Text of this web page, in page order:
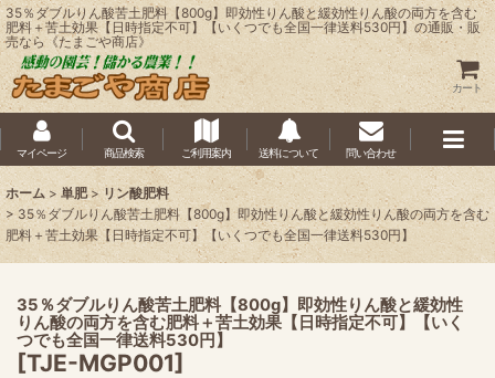
35％ダブルりん酸苦土肥料【800g】即効性りん酸と緩効性りん酸の両方を含む
肥料＋苦土効果【日時指定不可】【いくつでも全国一律送料530円】の通販・販
売なら《たまごや商店》
カート
マイページ 商品検索 ご利用案内 送料について 問い合わせ
ホーム > 単肥 > リン酸肥料
> 35％ダブルりん酸苦土肥料【800g】即効性りん酸と緩効性りん酸の両方を含む
肥料＋苦土効果【日時指定不可】【いくつでも全国一律送料530円】
35％ダブルりん酸苦土肥料【800g】即効性りん酸と緩効性
りん酸の両方を含む肥料＋苦土効果【日時指定不可】【いく
つでも全国一律送料530円】
[TJE-MGP001]